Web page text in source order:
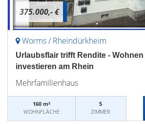
375.000,- €
Worms / Rheindürkheim
Urlaubsflair trifft Rendite -
investieren am Rhein
Mehrfamilienhaus
160 m²
WOHNFLÄCHE
5
ZIMMER